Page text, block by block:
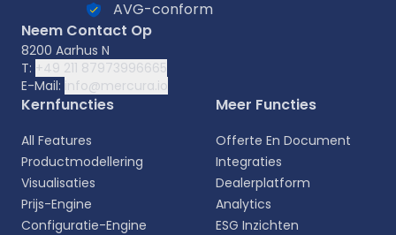
AVG-conform
Neem Contact Op
8200 Aarhus N
T: +49 211 87973996665
E-Mail: info@mercura.io
Kernfuncties
All Features
Productmodellering
Visualisaties
Prijs-Engine
Configuratie-Engine
Meer Functies
Offerte En Document
Integraties
Dealerplatform
Analytics
ESG Inzichten